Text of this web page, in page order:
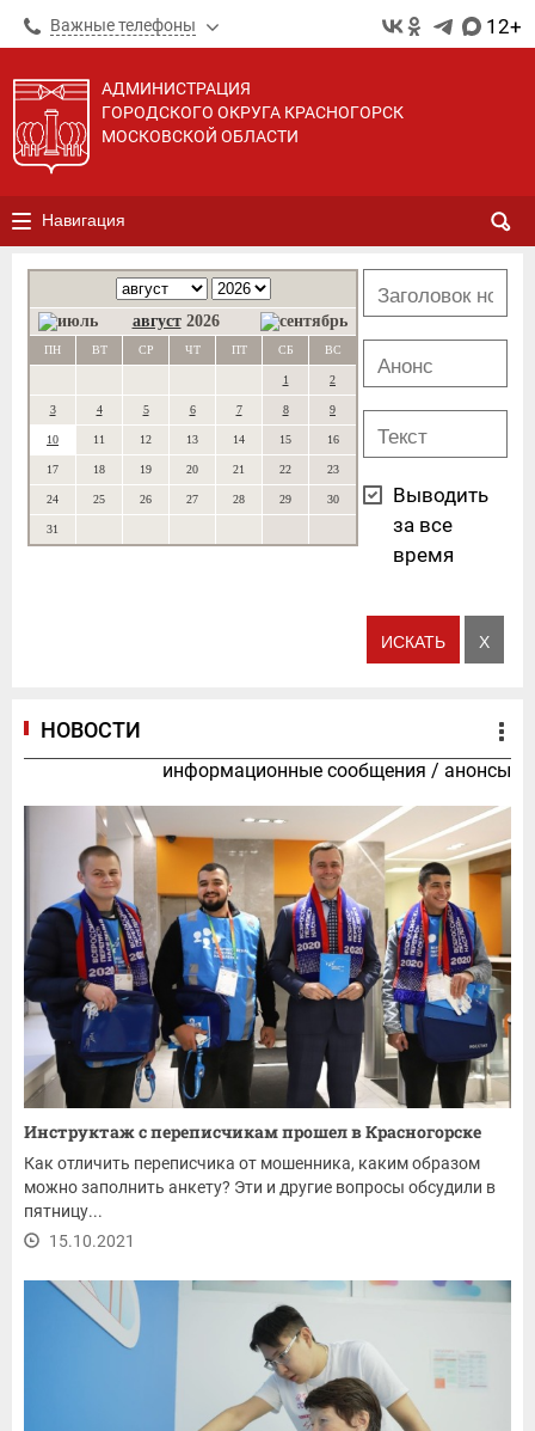
Важные телефоны 12+
АДМИНИСТРАЦИЯ
ГОРОДСКОГО ОКРУГА КРАСНОГОРСК
МОСКОВСКОЙ ОБЛАСТИ
Навигация
август 2026
ПН ВТ СР ЧТ ПТ СБ ВС
1 2
3 4 5 6 7 8 9
10 11 12 13 14 15 16
17 18 19 20 21 22 23
24 25 26 27 28 29 30
31
Выводить
за все
время
НОВОСТИ
информационные сообщения / анонсы
Инструктаж с переписчикам прошел в Красногорске
Как отличить переписчика от мошенника, каким образом
можно заполнить анкету? Эти и другие вопросы обсудили в
пятницу...
15.10.2021